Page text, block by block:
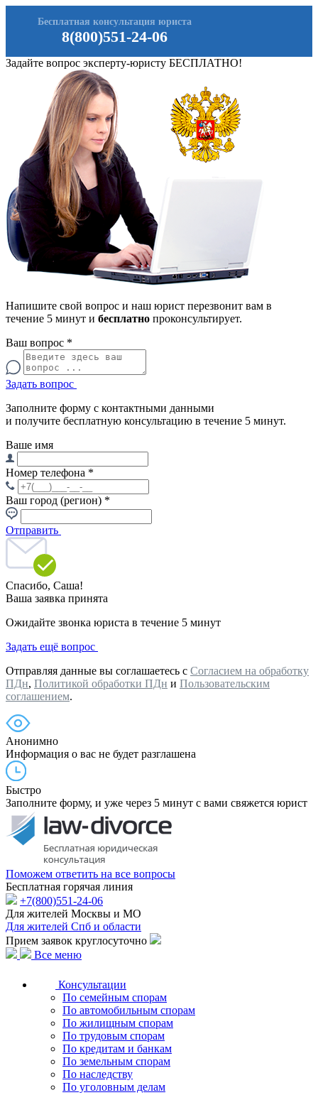
8(800)551-24-06
Бесплатная консультация юриста
Задайте вопрос эксперту-юристу БЕСПЛАТНО!
Напишите свой вопрос и наш юрист перезвонит вам в
течение 5 минут и бесплатно проконсультирует.
Ваш вопрос *
Задать вопрос
Заполните форму с контактными данными
и получите бесплатную консультацию в течение 5 минут.
Ваше имя
Номер телефона *
Ваш город (регион) *
Отправить
Спасибо, Саша!
Ваша заявка принята
Ожидайте звонка юриста в течение 5 минут
Задать ещё вопрос
Отправляя данные вы соглашаетесь с Согласием на обработку
ПДн, Политикой обработки ПДн и Пользовательским
соглашением.
Анонимно
Информация о вас не будет разглашена
Быстро
Заполните форму, и уже через 5 минут с вами свяжется юрист
Поможем ответить на все вопросы
Бесплатная горячая линия
+7(800)551-24-06
Для жителей Москвы и МО
Для жителей Спб и области
Прием заявок круглосуточно
Все меню
Консультации
По семейным спорам
По автомобильным спорам
По жилищным спорам
По трудовым спорам
По кредитам и банкам
По земельным спорам
По наследству
По уголовным делам